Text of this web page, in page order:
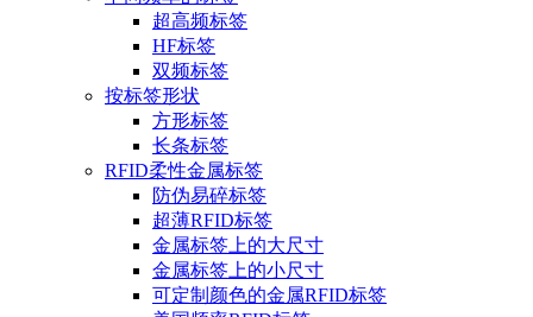
超高频标签
HF标签
双频标签
按标签形状
方形标签
长条标签
RFID柔性金属标签
防伪易碎标签
超薄RFID标签
金属标签上的大尺寸
金属标签上的小尺寸
可定制颜色的金属RFID标签